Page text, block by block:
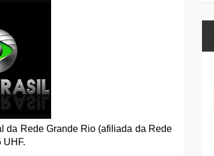
da Rede Grande Rio (afiliada da Rede
UHF.